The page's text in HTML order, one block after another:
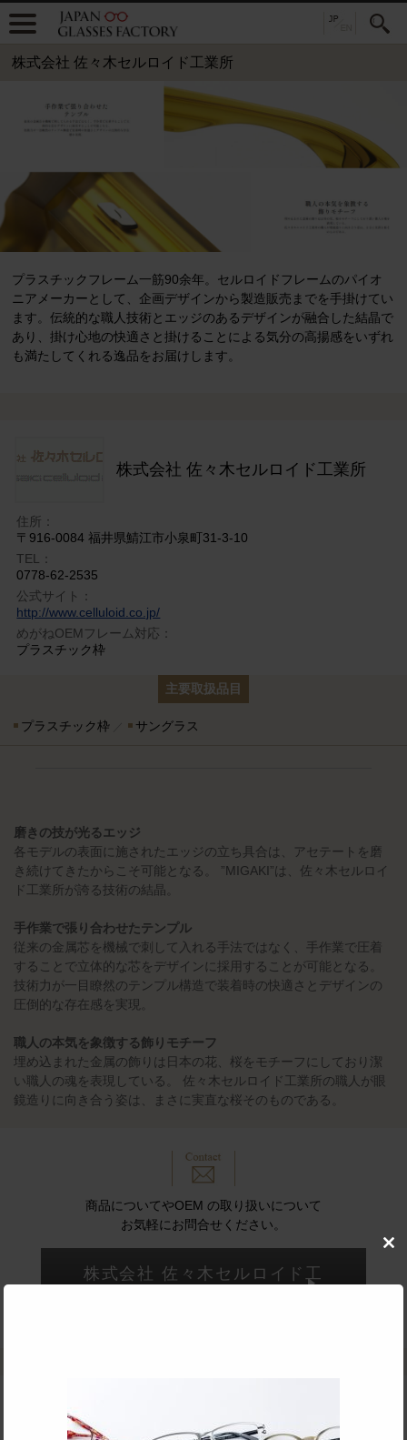
株式会社 佐々木セルロイド工業所
プラスチックフレーム一筋90余年。セルロイドフレームのパイオ
ニアメーカーとして、企画デザインから製造販売までを手掛けてい
ます。伝統的な職人技術とエッジのあるデザインが融合した結晶で
あり、掛け心地の快適さと掛けることによる気分の高揚感をいずれ
も満たしてくれる逸品をお届けします。
株式会社 佐々木セルロイド工業所
住所：
〒916-0084 福井県鯖江市小泉町31-3-10
TEL：
0778-62-2535
公式サイト：
http://www.celluloid.co.jp/
めがねOEMフレーム対応：
プラスチック枠
主要取扱品目
プラスチック枠 サングラス
磨きの技が光るエッジ
各モデルの表面に施されたエッジの立ち具合は、アセテートを磨
き続けてきたからこそ可能となる。 ”MIGAKI”は、佐々木セルロイ
ド工業所が誇る技術の結晶。
手作業で張り合わせたテンプル
従来の金属芯を機械で刺して入れる手法ではなく、手作業で圧着
することで立体的な芯をデザインに採用することが可能となる。
技術力が一目瞭然のテンプル構造で装着時の快適さとデザインの
圧倒的な存在感を実現。
職人の本気を象徴する飾りモチーフ
埋め込まれた金属の飾りは日本の花、桜をモチーフにしており潔
い職人の魂を表現している。 佐々木セルロイド工業所の職人が眼
鏡造りに向き合う姿は、まさに実直な桜そのものである。
商品についてやOEM の取り扱いについて
お気軽にお問合せください。
株式会社 佐々木セルロイド工
Brand List